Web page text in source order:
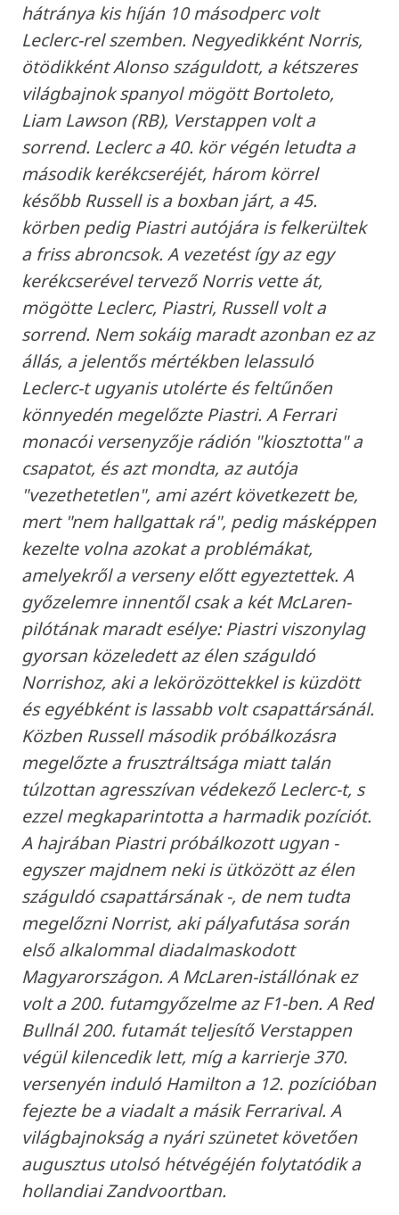
hátránya kis híján 10 másodperc volt
Leclerc-rel szemben. Negyedikként Norris,
ötödikként Alonso száguldott, a kétszeres
világbajnok spanyol mögött Bortoleto,
Liam Lawson (RB), Verstappen volt a
sorrend. Leclerc a 40. kör végén letudta a
második kerékcseréjét, három körrel
később Russell is a boxban járt, a 45.
körben pedig Piastri autójára is felkerültek
a friss abroncsok. A vezetést így az egy
kerékcserével tervező Norris vette át,
mögötte Leclerc, Piastri, Russell volt a
sorrend. Nem sokáig maradt azonban ez az
állás, a jelentős mértékben lelassuló
Leclerc-t ugyanis utolérte és feltűnően
könnyedén megelőzte Piastri. A Ferrari
monacói versenyzője rádión "kiosztotta" a
csapatot, és azt mondta, az autója
"vezethetetlen", ami azért következett be,
mert "nem hallgattak rá", pedig másképpen
kezelte volna azokat a problémákat,
amelyekről a verseny előtt egyeztettek. A
győzelemre innentől csak a két McLaren-
pilótának maradt esélye: Piastri viszonylag
gyorsan közeledett az élen száguldó
Norrishoz, aki a lekörözöttekkel is küzdött
és egyébként is lassabb volt csapattársánál.
Közben Russell második próbálkozásra
megelőzte a frusztráltsága miatt talán
túlzottan agresszívan védekező Leclerc-t, s
ezzel megkaparintotta a harmadik pozíciót.
A hajrában Piastri próbálkozott ugyan -
egyszer majdnem neki is ütközött az élen
száguldó csapattársának -, de nem tudta
megelőzni Norrist, aki pályafutása során
első alkalommal diadalmaskodott
Magyarországon. A McLaren-istállónak ez
volt a 200. futamgyőzelme az F1-ben. A Red
Bullnál 200. futamát teljesítő Verstappen
végül kilencedik lett, míg a karrierje 370.
versenyén induló Hamilton a 12. pozícióban
fejezte be a viadalt a másik Ferrarival. A
világbajnokság a nyári szünetet követően
augusztus utolsó hétvégéjén folytatódik a
hollandiai Zandvoortban.